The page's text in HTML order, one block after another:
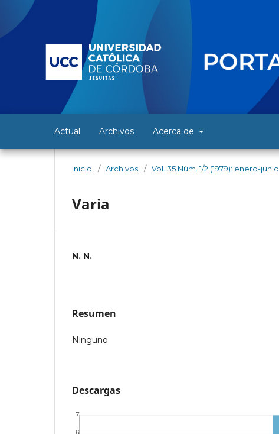
Actual Archivos Acerca de
Inicio / Archivos / Vol. 35 Núm. 1/2 (1979): enero-junio
Varia
N. N.
Resumen
Ninguno
Descargas